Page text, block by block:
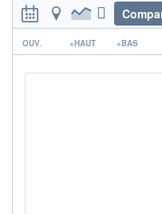
CTO BUSINESS
Non éligible
ACTIF NET (EUR)
r
OUV. +HAUT +BAS